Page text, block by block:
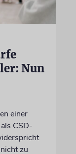
Nun
einer
CSD-
zu